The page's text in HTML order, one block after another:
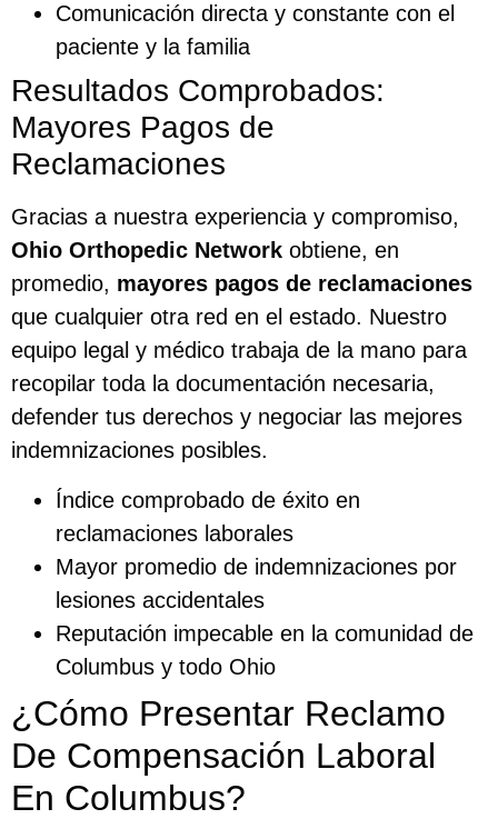
Comunicación directa y constante con el
paciente y la familia
Resultados Comprobados:
Mayores Pagos de
Reclamaciones
Gracias a nuestra experiencia y compromiso,
Ohio Orthopedic Network obtiene, en
promedio, mayores pagos de reclamaciones
que cualquier otra red en el estado. Nuestro
equipo legal y médico trabaja de la mano para
recopilar toda la documentación necesaria,
defender tus derechos y negociar las mejores
indemnizaciones posibles.
Índice comprobado de éxito en
reclamaciones laborales
Mayor promedio de indemnizaciones por
lesiones accidentales
Reputación impecable en la comunidad de
Columbus y todo Ohio
¿Cómo Presentar Reclamo
De Compensación Laboral
En Columbus?